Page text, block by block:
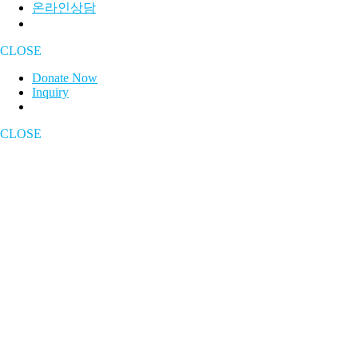
온라인상담
CLOSE
Donate Now
Inquiry
CLOSE